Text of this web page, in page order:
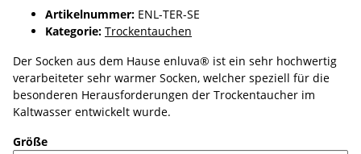
Artikelnummer: ENL-TER-SE
Kategorie: Trockentauchen
Der Socken aus dem Hause enluva® ist ein sehr hochwertig
verarbeiteter sehr warmer Socken, welcher speziell für die
besonderen Herausforderungen der Trockentaucher im
Kaltwasser entwickelt wurde.
Größe